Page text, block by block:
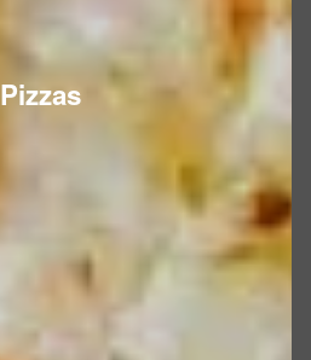
Pizzas